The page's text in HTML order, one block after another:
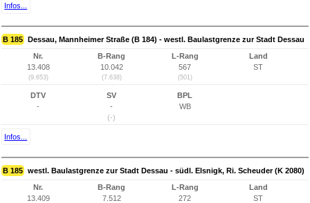
Infos...
B 185 Dessau, Mannheimer Straße (B 184) - westl. Baulastgrenze zur Stadt Dessau
Nr.
13.408
(9.653)
B-Rang
10.042
(7.638)
L-Rang
567
(501)
Land
ST
DTV
-
SV
-
(-)
BPL
WB
Infos...
B 185 westl. Baulastgrenze zur Stadt Dessau - südl. Elsnigk, Ri. Scheuder (K 2080)
Nr.
13.409
B-Rang
7.512
L-Rang
272
Land
ST